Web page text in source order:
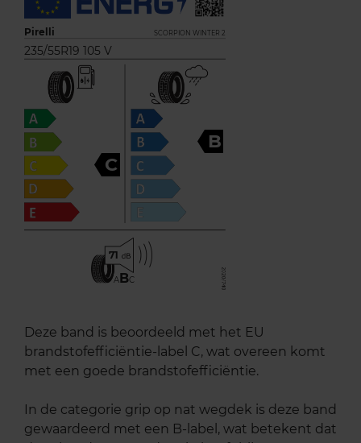
Pirelli SCORPION WINTER 2
235/55R19 105 V
C
B
71
ABC
Deze band is beoordeeld met het EU
brandstofefficiëntie-label C, wat overeen komt
met een goede brandstofefficiëntie.
In de categorie grip op nat wegdek is deze band
gewaardeerd met een B-label, wat betekent dat